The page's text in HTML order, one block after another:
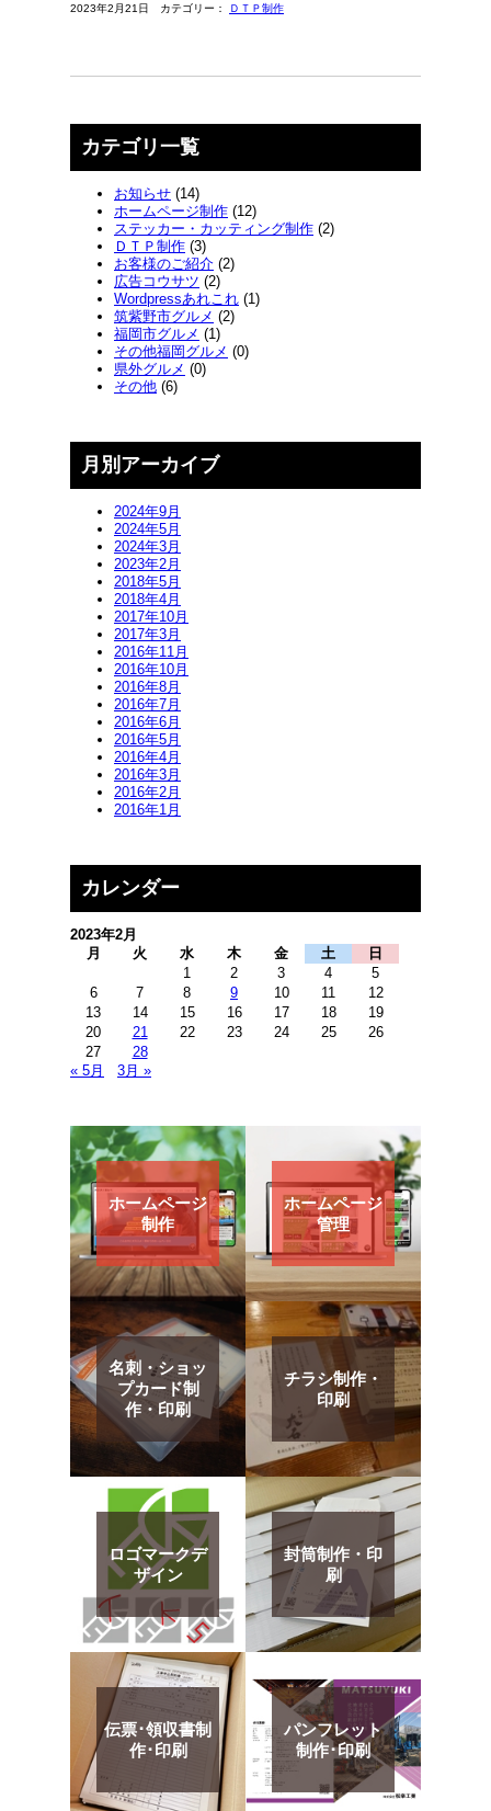
2023年2月21日 カテゴリー： ＤＴＰ制作
カテゴリ一覧
お知らせ (14)
ホームページ制作 (12)
ステッカー・カッティング制作 (2)
ＤＴＰ制作 (3)
お客様のご紹介 (2)
広告コウサツ (2)
Wordpressあれこれ (1)
筑紫野市グルメ (2)
福岡市グルメ (1)
その他福岡グルメ (0)
県外グルメ (0)
その他 (6)
月別アーカイブ
2024年9月
2024年5月
2024年3月
2023年2月
2018年5月
2018年4月
2017年10月
2017年3月
2016年11月
2016年10月
2016年8月
2016年7月
2016年6月
2016年5月
2016年4月
2016年3月
2016年2月
2016年1月
カレンダー
2023年2月
月
火 水 木 金 土
日
1
2 3 4
5
6
7 8 9 10 11
12
13
14 15 16 17 18
19
20
21 22 23 24 25
26
27
28
« 5月
3月 »
ホームページ
制作
ホームページ
管理
名刺・ショッ
プカード制
作・印刷
チラシ制作・
印刷
ロゴマークデ
ザイン
封筒制作・印
刷
伝票･領収書制
作･印刷
パンフレット
制作･印刷